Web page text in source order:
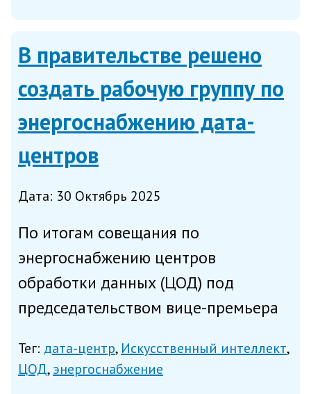
Reuters со ссылкой на собст...
В правительстве решено
создать рабочую группу по
энергоснабжению дата-
центров
Дата: 30 Октябрь 2025
По итогам совещания по
энергоснабжению центров
обработки данных (ЦОД) под
председательством вице-премьера
представителей Минэнерго,
Минэкономразвития, Минцифры,
Тег: дата-центр Искусственный интеллект
ЦОД энергоснабжение